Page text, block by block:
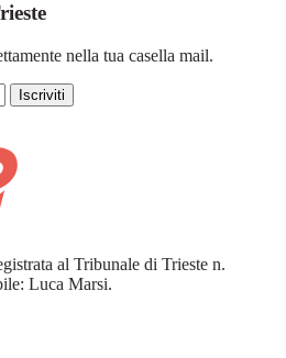
nella tua casella mail.
Iscriviti
al Tribunale di Trieste n.
Luca Marsi.